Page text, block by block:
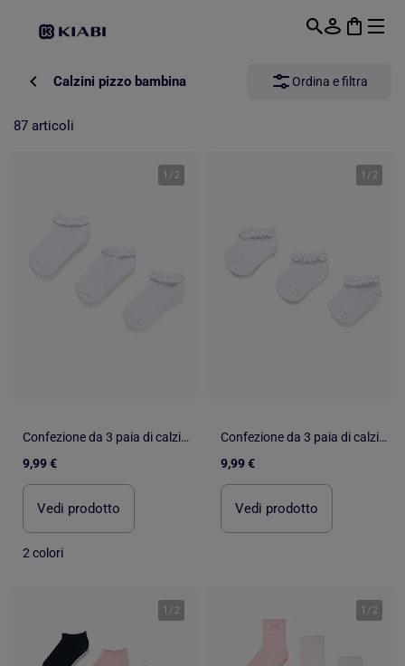
Calzini pizzo bambina Ordina e filtra
87 articoli
1 / 2
Confezione da 3 paia di calzini alla caviglia con dettaglio in pizzo
9,99 €
Vedi prodotto
2 colori
1 / 2
Confezione da 3 paia di calzini alla caviglia con dettaglio in pizzo
9,99 €
Vedi prodotto
1 / 2 1 / 2